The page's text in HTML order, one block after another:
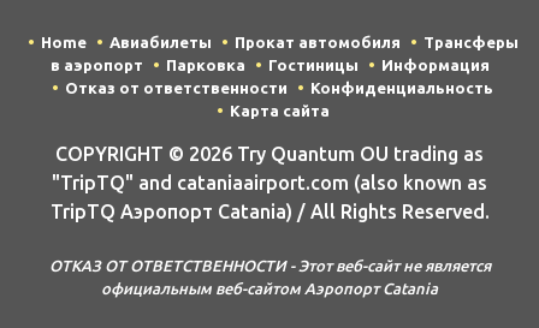
Home Авиабилеты Прокат автомобиля
Трансферы
в аэропорт
Парковка Гостиницы
Информация
Отказ от ответственности
Конфиденциальность
Карта сайта
COPYRIGHT © 2026 Try Quantum OU trading as
"TripTQ" and cataniaairport.com (also known as
TripTQ Аэропорт Catania) / All Rights Reserved.
ОТКАЗ ОТ ОТВЕТСТВЕННОСТИ - Этот веб-сайт не является
официальным веб-сайтом Аэропорт Catania